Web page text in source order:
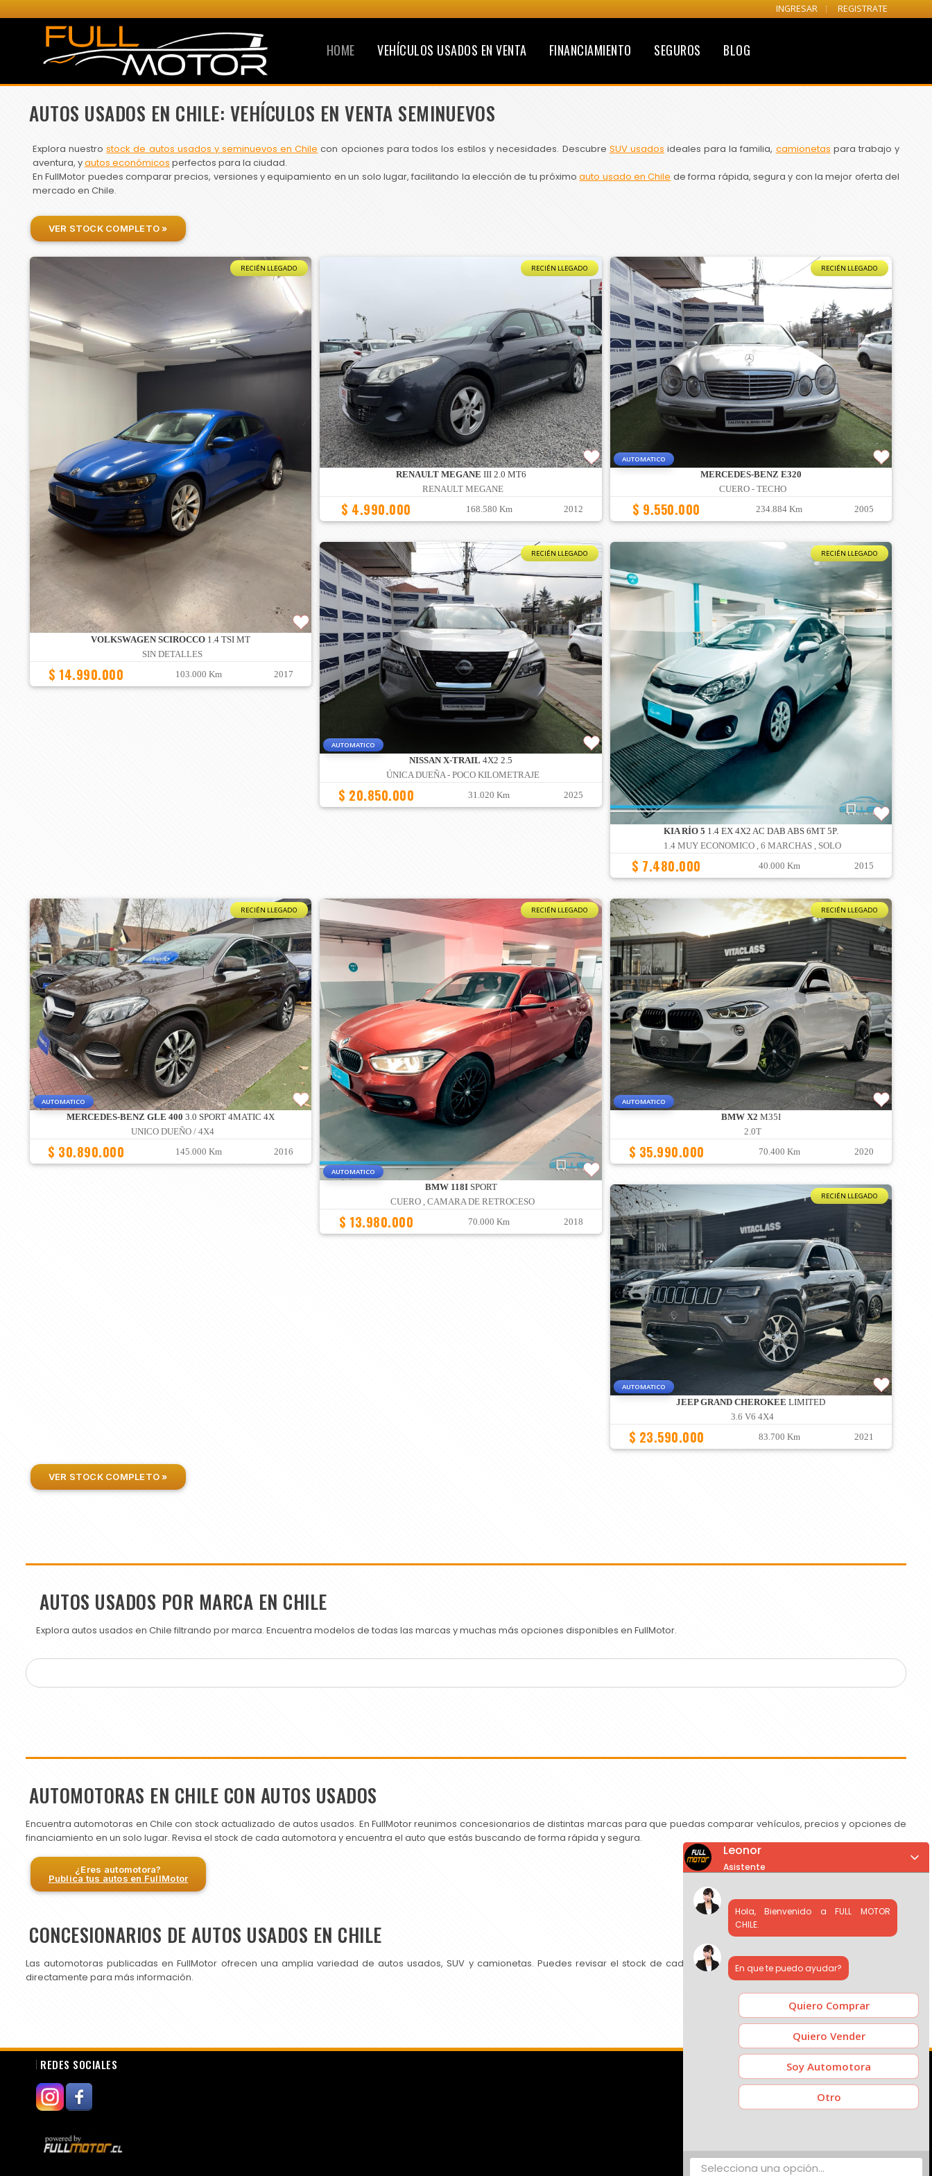
INGRESAR REGISTRATE
HOME VEHÍCULOS USADOS EN VENTA FINANCIAMIENTO SEGUROS BLOG
AUTOS USADOS EN CHILE: VEHÍCULOS EN VENTA SEMINUEVOS
Explora nuestrostock de autos usados y seminuevos en Chile con opciones para todos los estilos y necesidades. Descubre SUV usados ideales para la familia, camionetas para trabajo y
aventura, yautos económicos perfectos para la ciudad.
En FullMotor puedes comparar precios, versiones y equipamiento en un solo lugar, facilitando la elección de tu próximoauto usado en Chile de forma rápida, segura y con la mejor oferta del
mercado en Chile.
VER STOCK COMPLETO »
RECIÉN LLEGADO
VOLKSWAGEN SCIROCCO 1.4 TSI MT
SIN DETALLES
$ 14.990.000 103.000 Km 2017
RECIÉN LLEGADO
RENAULT MEGANE III 2.0 MT6
RENAULT MEGANE
$ 4.990.000 168.580 Km 2012
RECIÉN LLEGADO
AUTOMATICO
MERCEDES-BENZ E320
CUERO - TECHO
$ 9.550.000 234.884 Km 2005
RECIÉN LLEGADO
AUTOMATICO
NISSAN X-TRAIL 4X2 2.5
ÚNICA DUEÑA - POCO KILOMETRAJE
$ 20.850.000 31.020 Km 2025
RECIÉN LLEGADO
KIA RÍO 5 1.4 EX 4X2 AC DAB ABS 6MT 5P.
1.4 MUY ECONOMICO , 6 MARCHAS , SOLO
$ 7.480.000 40.000 Km 2015
RECIÉN LLEGADO
AUTOMATICO
MERCEDES-BENZ GLE 400 3.0 SPORT 4MATIC 4X
UNICO DUEÑO / 4X4
$ 30.890.000 145.000 Km 2016
RECIÉN LLEGADO
AUTOMATICO
BMW 118ISPORT
CUERO , CAMARA DE RETROCESO
$ 13.980.000 70.000 Km 2018
RECIÉN LLEGADO
AUTOMATICO
BMW X2 M35I
2.0T
$ 35.990.000 70.400 Km 2020
RECIÉN LLEGADO
AUTOMATICO
JEEP GRAND CHEROKEE LIMITED
3.6 V6 4X4
$ 23.590.000 83.700 Km 2021
VER STOCK COMPLETO »
AUTOS USADOS POR MARCA EN CHILE
Explora autos usados en Chile filtrando por marca. Encuentra modelos de todas las marcas y muchas más opciones disponibles en FullMotor.
AUTOMOTORAS EN CHILE CON AUTOS USADOS
Encuentra automotoras en Chile con stock actualizado de autos usados. En FullMotor reunimos concesionarios de distintas marcas para que puedas comparar vehículos, precios y opciones de
financiamiento en un solo lugar. Revisa el stock de cada automotora y encuentra el auto que estás buscando de forma rápida y segura.
¿Eres automotora?
Publica tus autos en FullMotor
CONCESIONARIOS DE AUTOS USADOS EN CHILE
Las automotoras publicadas en FullMotor ofrecen una amplia variedad de autos usados, SUV y camionetas. Puedes revisar el stock de cada concesionario, comparar precios y contactar
directamente para más información.
REDES SOCIALES
Leonor
Asistente
Hola, Bienvenido a FULL MOTOR
CHILE.
En que te puedo ayudar?
Quiero Comprar
Quiero Vender
Soy Automotora
Otro